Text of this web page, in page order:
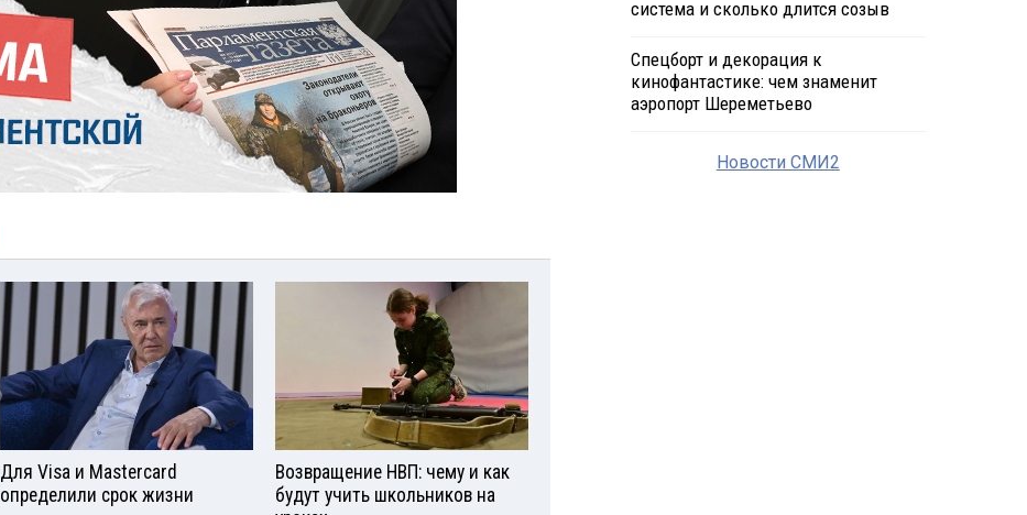
Для Visа и Mastercard
определили срок жизни
Возвращение НВП: чему и как
будут учить школьников на
система и сколько длится созыв
Спецборт и декорация к
кинофантастике: чем знаменит
аэропорт Шереметьево
Новости СМИ2